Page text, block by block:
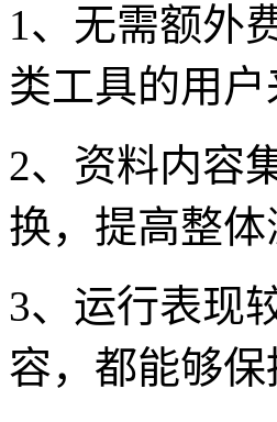
1、无需额外
类工具的用
2、资料内容
换，提高整
3、运行表现
容，都能够